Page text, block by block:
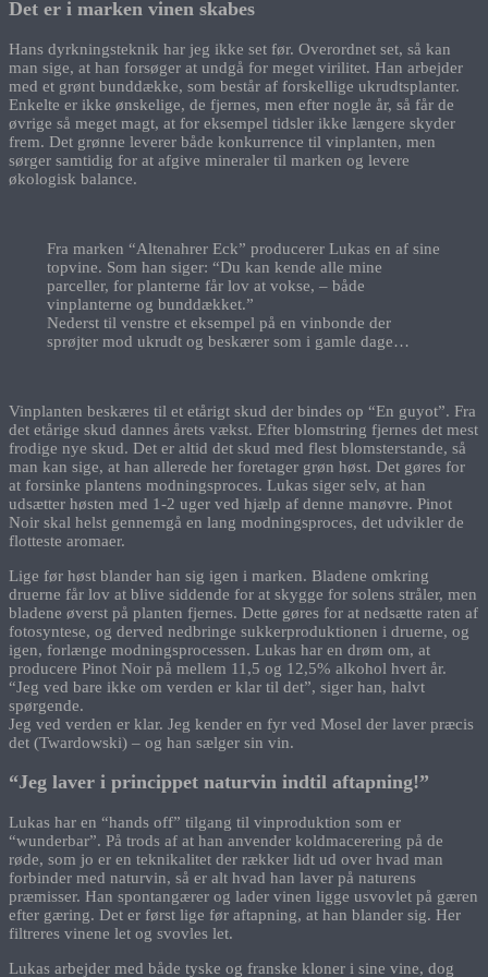
Det er i marken vinen skabes
Hans dyrkningsteknik har jeg ikke set før. Overordnet set, så kan
man sige, at han forsøger at undgå for meget virilitet. Han arbejder
med et grønt bunddække, som består af forskellige ukrudtsplanter.
Enkelte er ikke ønskelige, de fjernes, men efter nogle år, så får de
øvrige så meget magt, at for eksempel tidsler ikke længere skyder
frem. Det grønne leverer både konkurrence til vinplanten, men
sørger samtidig for at afgive mineraler til marken og levere
økologisk balance.
Fra marken “Altenahrer Eck” producerer Lukas en af sine
topvine. Som han siger: “Du kan kende alle mine
parceller, for planterne får lov at vokse, – både
vinplanterne og bunddækket.”
Nederst til venstre et eksempel på en vinbonde der
sprøjter mod ukrudt og beskærer som i gamle dage…
Vinplanten beskæres til et etårigt skud der bindes op “En guyot”. Fra
det etårige skud dannes årets vækst. Efter blomstring fjernes det mest
frodige nye skud. Det er altid det skud med flest blomsterstande, så
man kan sige, at han allerede her foretager grøn høst. Det gøres for
at forsinke plantens modningsproces. Lukas siger selv, at han
udsætter høsten med 1-2 uger ved hjælp af denne manøvre. Pinot
Noir skal helst gennemgå en lang modningsproces, det udvikler de
flotteste aromaer.
Lige før høst blander han sig igen i marken. Bladene omkring
druerne får lov at blive siddende for at skygge for solens stråler, men
bladene øverst på planten fjernes. Dette gøres for at nedsætte raten af
fotosyntese, og derved nedbringe sukkerproduktionen i druerne, og
igen, forlænge modningsprocessen. Lukas har en drøm om, at
producere Pinot Noir på mellem 11,5 og 12,5% alkohol hvert år.
“Jeg ved bare ikke om verden er klar til det”, siger han, halvt
spørgende.
Jeg ved verden er klar. Jeg kender en fyr ved Mosel der laver præcis
det (Twardowski) – og han sælger sin vin.
“Jeg laver i princippet naturvin indtil aftapning!”
Lukas har en “hands off” tilgang til vinproduktion som er
“wunderbar”. På trods af at han anvender koldmacerering på de
røde, som jo er en teknikalitet der rækker lidt ud over hvad man
forbinder med naturvin, så er alt hvad han laver på naturens
præmisser. Han spontangærer og lader vinen ligge usvovlet på gæren
efter gæring. Det er først lige før aftapning, at han blander sig. Her
filtreres vinene let og svovles let.
Lukas arbejder med både tyske og franske kloner i sine vine, dog